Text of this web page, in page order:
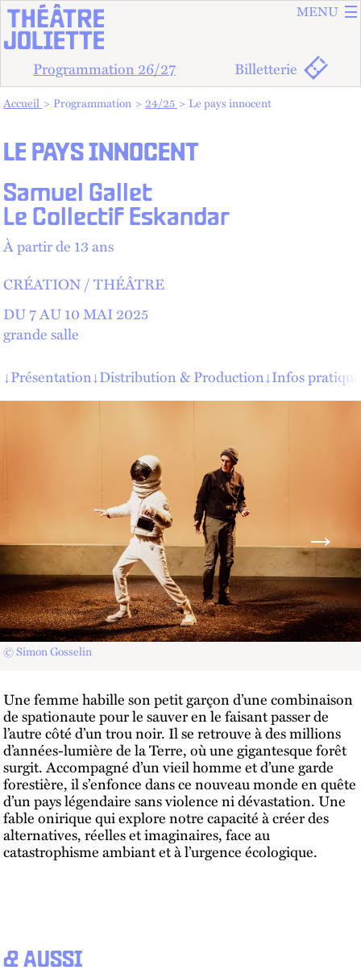
ALLER
ALLER
MENU
Programmation 26/27 Billetterie
Vous êtes dans :
Accueil Programmation 24/25 Le pays innocent
LE PAYS INNOCENT
Samuel Gallet
Le Collectif Eskandar
À partir de 13 ans
CRÉATION THÉÂTRE
DU 7 AU10 MAI 2025
grande salle
↓Présentation↓Distribution & Production↓Infos
© Simon Gosselin
Une femme habille son petit garçon d’une combinaison
de spationaute pour le sauver en le faisant passer de
l’autre côté d’un trou noir. Il se retrouve à des millions
d’années-lumière de la Terre, où une gigantesque forêt
surgit. Accompagné d’un vieil homme et d’une garde
forestière, il s’enfonce dans ce nouveau monde en quête
d’un pays légendaire sans violence ni dévastation. Une
fable onirique qui explore notre capacité à créer des
alternatives, réelles et imaginaires, face au
catastrophisme ambiant et à l’urgence écologique.
& AUSSI